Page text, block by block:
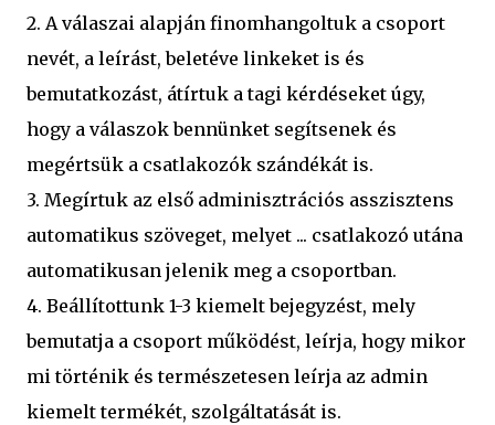
2. A válaszai alapján finomhangoltuk a csoport
nevét, a leírást, beletéve linkeket is és
bemutatkozást, átírtuk a tagi kérdéseket úgy,
hogy a válaszok bennünket segítsenek és
megértsük a csatlakozók szándékát is.
3. Megírtuk az első adminisztrációs asszisztens
automatikus szöveget, melyet ... csatlakozó utána
automatikusan jelenik meg a csoportban.
4. Beállítottunk 1-3 kiemelt bejegyzést, mely
bemutatja a csoport működést, leírja, hogy mikor
mi történik és természetesen leírja az admin
kiemelt termékét, szolgáltatását is.